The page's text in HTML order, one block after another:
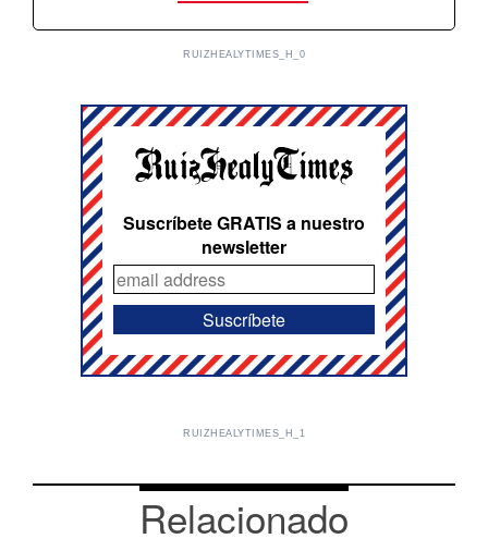
RUIZHEALYTIMES_H_0
Suscríbete GRATIS a nuestro
newsletter
RUIZHEALYTIMES_H_1
Relacionado